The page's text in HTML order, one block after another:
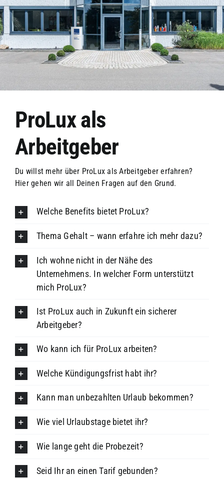
ProLux als
Arbeitgeber
Du willst mehr über ProLux als Arbeitgeber erfahren?
Hier gehen wir all Deinen Fragen auf den Grund.
Welche Benefits bietet ProLux?
Thema Gehalt – wann erfahre ich mehr dazu?
Ich wohne nicht in der Nähe des
Unternehmens. In welcher Form unterstützt
mich ProLux?
Ist ProLux auch in Zukunft ein sicherer
Arbeitgeber?
Wo kann ich für ProLux arbeiten?
Welche Kündigungsfrist habt ihr?
Kann man unbezahlten Urlaub bekommen?
Wie viel Urlaubstage bietet ihr?
Wie lange geht die Probezeit?
Seid Ihr an einen Tarif gebunden?